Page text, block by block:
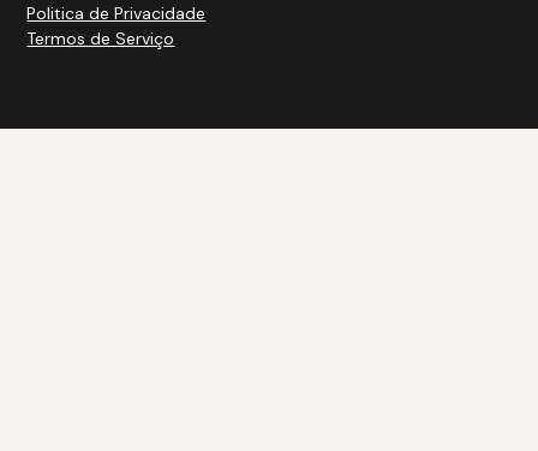
Politica de Privacidade
Termos de Serviço